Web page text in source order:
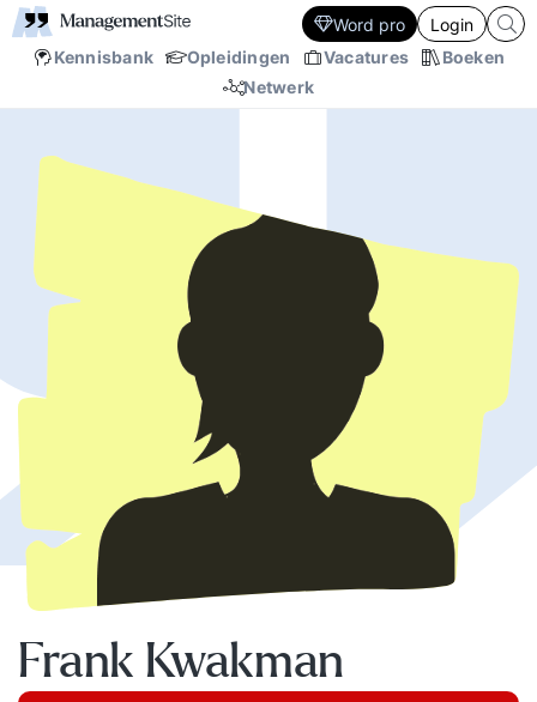
Kennisbank Opleidingen Vacatures
Boeken
Netwerk
Word pro Login
Frank Kwakman